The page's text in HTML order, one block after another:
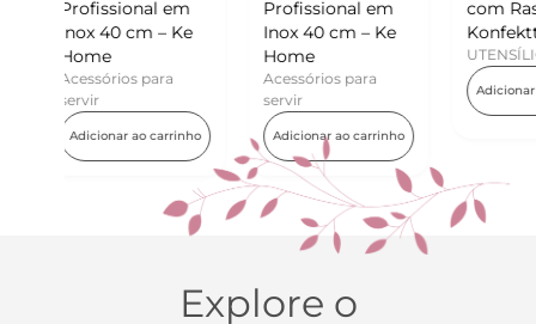
Profissional em
Inox 40 cm – Ke
Home
Acessórios para
Adicionar ao carrinho
com Raspador –
Konfektt
UTENSÍLIOS
Adicionar ao carrinho
Explore o